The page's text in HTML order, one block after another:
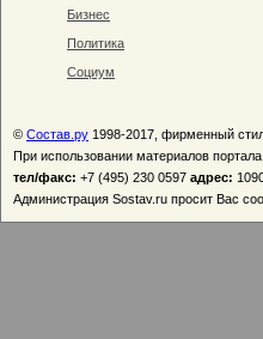
Бизнес
Политика
Социум
© Состав.ру 1998-2017, фирменный
При использовании материалов
тел/факс: +7 (495) 230 0597 адрес:
Администрация Sostav.ru просит Вас